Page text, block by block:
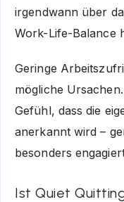
irgendwann über
Work-Life-Balance
Geringe
mögliche
Gefühl, dass die
anerkannt wird –
besonders
Ist Quiet